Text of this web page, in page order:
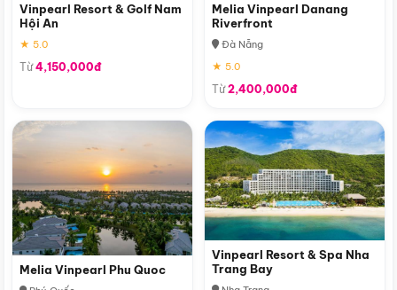
Vinpearl Resort & Golf Nam
Hội An
★ 5.0
Từ4,150,000đ
Melia Vinpearl Danang
Riverfront
Đà Nẵng
★ 5.0
Từ2,400,000đ
Melia Vinpearl Phu Quoc
Vinpearl Resort & Spa Nha
Trang Bay